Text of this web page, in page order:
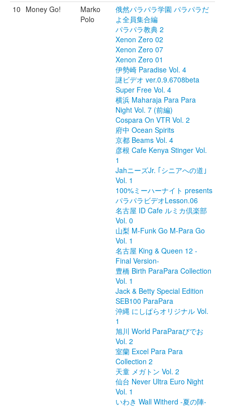
10 Money Go!
Marko
Polo
俄然パラパラ学園 パラパラだ
よ全員集合編
パラパラ教典 2
Xenon Zero 02
Xenon Zero 07
Xenon Zero 01
伊勢崎 Paradise Vol. 4
謎ビデオ ver.0.9.6708beta
Super Free Vol. 4
横浜 Maharaja Para Para
Night Vol. 7 (前編)
Cospara On VTR Vol. 2
府中 Ocean Spirits
京都 Beams Vol. 4
彦根 Cafe Kenya Stinger Vol.
1
JahニーズJr. ｢シニアへの道｣
Vol. 1
100%ミーハーナイト presents
パラパラビデオLesson.06
名古屋 ID Cafe ルミカ倶楽部
Vol. 0
山梨 M-Funk Go M-Para Go
Vol. 1
名古屋 King & Queen 12 -
Final Version-
豊橋 Birth ParaPara Collection
Vol. 1
Jack & Betty Special Edition
SEB100 ParaPara
沖縄 にしぱらオリジナル Vol.
1
旭川 World ParaParaびでお
Vol. 2
室蘭 Excel Para Para
Collection 2
天童 メガトン Vol. 2
仙台 Never Ultra Euro Night
Vol. 1
いわき Wall Witherd -夏の陣-